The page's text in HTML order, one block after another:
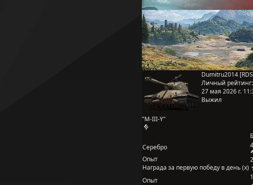
"M-III-Y"
Dumitru2014
Личный рейтинг:
27 мая 2026 г.
Выжил
Серебро
Опыт
Награда за первую победу в день (x)
Опыт